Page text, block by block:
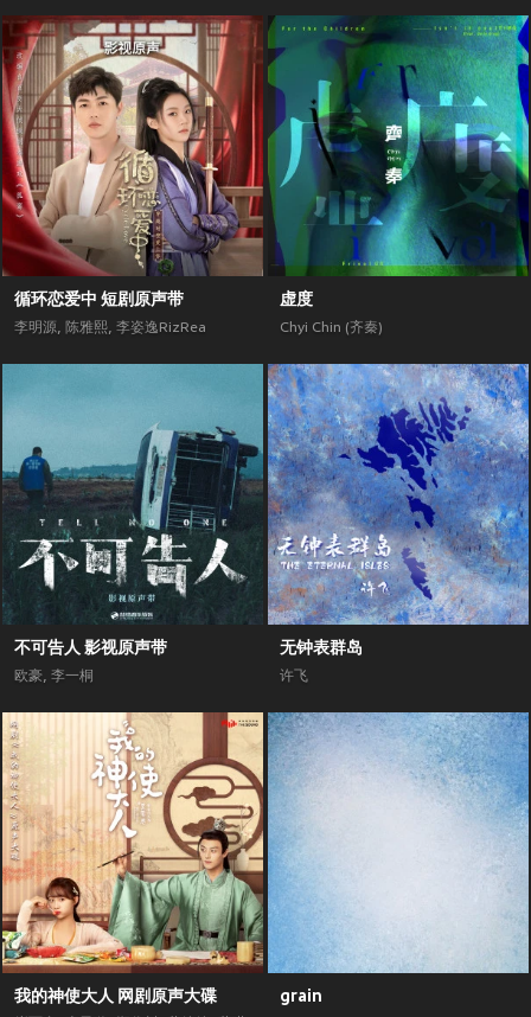
循环恋爱中 短剧原声带
李明源, 陈雅熙, 李姿逸RizRea
虚度
Chyi Chin (齐秦)
不可告人 影视原声带
欧豪, 李一桐
无钟表群岛
许飞
我的神使大人 网剧原声大碟 grain